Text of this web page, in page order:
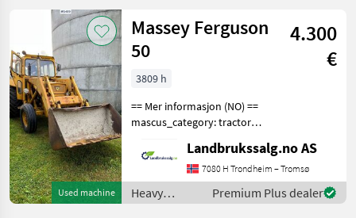
Category Place Filter
CURRENT
PATH
Construction
machinery
Heavy
Equipment
Construction
Machines
Reset
Show
1
results
Used machine
Massey Ferguson
50
4.300
€
3809 h
== Mer informasjon (NO) ==
mascus_category: tractors
number upon request: 5409
en.landbrukssalg.no/5409
for more images
Landbrukssalg.no AS
7080 H Trondheim – Tromsø
Heavy
equipment/
Premium Plus dealer